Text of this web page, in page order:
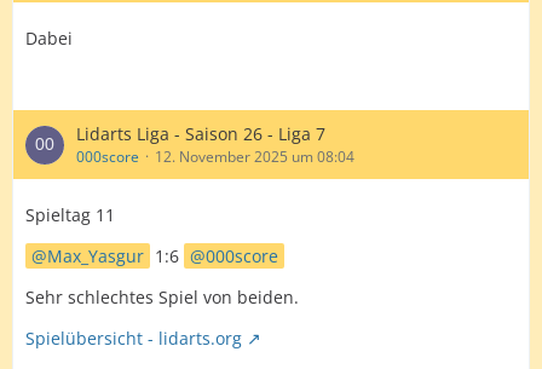
Dabei
Lidarts Liga - Saison 26 - Liga 7
000score 12. November 2025 um 08:04
Spieltag 11
Max_Yasgur 1:6
000score
Sehr schlechtes Spiel von beiden.
Spielübersicht - lidarts.org